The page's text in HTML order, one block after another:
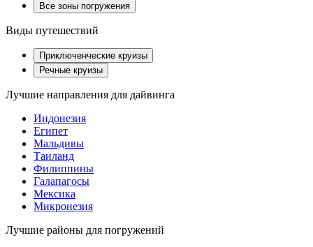
Все зоны погружения
Виды путешествий
Приключенческие круизы
Речные круизы
Лучшие направления для дайвинга
Индонезия
Египет
Мальдивы
Таиланд
Филиппины
Галапагосы
Мексика
Микронезия
Лучшие районы для погружений